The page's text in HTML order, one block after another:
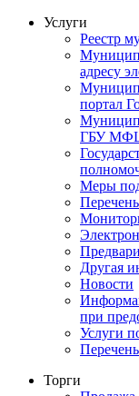
Услуги
Реестр
адресу
портал
ГБУ
Меры
Другая
Новости
при
Услуги
Торги